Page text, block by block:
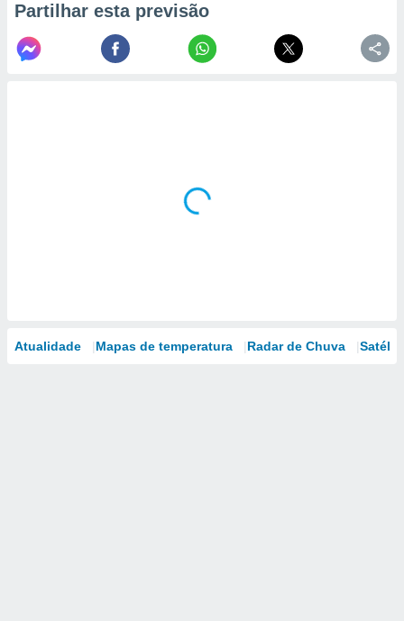
Partilhar esta previsão
Atualidade Mapas de temperatura Radar de Chuva